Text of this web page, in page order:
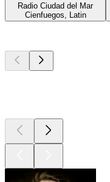
Radio Ciudad del Mar
Cienfuegos, Latin